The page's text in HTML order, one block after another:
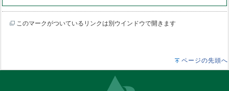
このマークがついているリンクは別ウインドウで開きます
ページの先頭へ